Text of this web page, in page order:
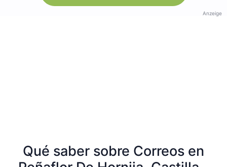
Anzeige
Qué saber sobre Correos en